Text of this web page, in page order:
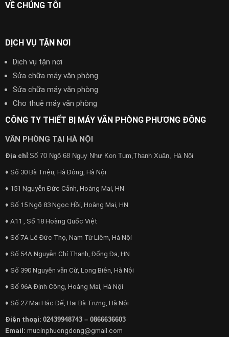
VỀ CHÚNG TÔI
DỊCH VỤ TẬN NƠI
Dịch vụ tận nơi
Sửa chữa máy văn phòng
Sửa chữa máy văn phòng
Cho thuê máy văn phòng
CÔNG TY THIẾT BỊ MÁY VĂN PHÒNG PHƯƠNG ĐÔNG
VĂN PHÒNG TẠI HÀ NỘI
Địa chỉ:Số 70 Ngõ 68 Ngụy Như Kon Tum,Thanh Xuân, Hà Nội
♦ Số 30 Bà Triệu, Hà Đông, Hà Nội
♦ 151 Nguyễn Đức Cảnh, Hoàng Mai, HN
♦ Số 15 Ngõ 83 Ngọc Hồi, Hoàng Mai, HN
♦ A11 , Số 18 Hoàng Quốc Việt
♦ Số 7A Lê Đức Thọ, Nam Từ Liêm, Hà Nội
♦ Số 54A Nguyễn Chí Thanh, Đống Đa, HN
♦ Số 390 Nguyễn văn Cừ, Long Biên, Hà Nội
♦ Số 96A Định Công, Hoàng Mai, Hà Nội
♦ Số 27 Mai Hắc Đế, Hai Bà Trưng, Hà Nội
Điện thoại: 02439948743 – 0866636603
Email: mucinphuongdong@gmail.com